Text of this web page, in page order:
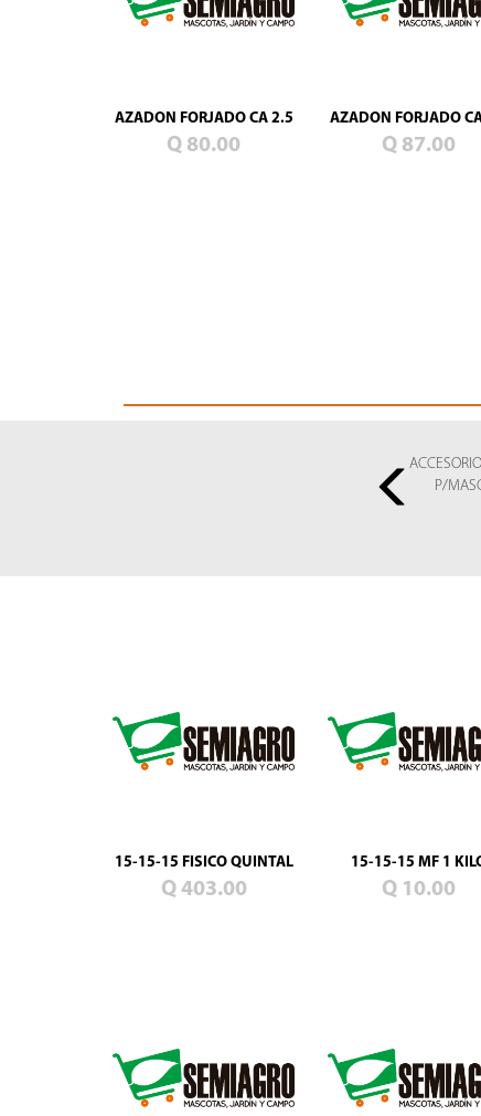
AZADON FORJADO CA 2.5
Q 80.00
AZADON FORJADO
Q 87.00
P/
15-15-15 FISICO QUINTAL
Q 403.00
15-15-15 MF 1
Q 10.00